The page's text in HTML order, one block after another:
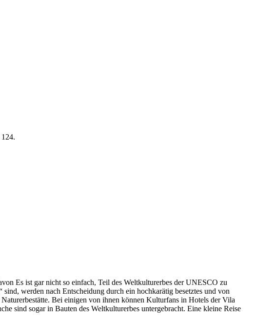
Es ist gar nicht so einfach, Teil des Weltkulturerbes der UNESCO zu
werden nach Entscheidung durch ein hochkarätig besetztes und von
Bei einigen von ihnen können Kulturfans in Hotels der Vila
sind sogar in Bauten des Weltkulturerbes untergebracht. Eine kleine Reise